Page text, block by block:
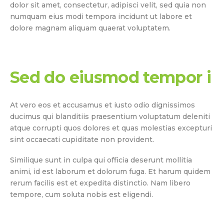
dolor sit amet, consectetur, adipisci velit, sed quia non
numquam eius modi tempora incidunt ut labore et
dolore magnam aliquam quaerat voluptatem.
Sed do eiusmod tempor i
At vero eos et accusamus et iusto odio dignissimos
ducimus qui blanditiis praesentium voluptatum deleniti
atque corrupti quos dolores et quas molestias excepturi
sint occaecati cupiditate non provident.
Similique sunt in culpa qui officia deserunt mollitia
animi, id est laborum et dolorum fuga. Et harum quidem
rerum facilis est et expedita distinctio. Nam libero
tempore, cum soluta nobis est eligendi.